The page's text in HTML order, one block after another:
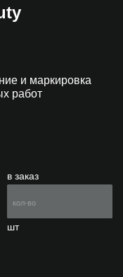
и маркировка
работ
в заказ
шт